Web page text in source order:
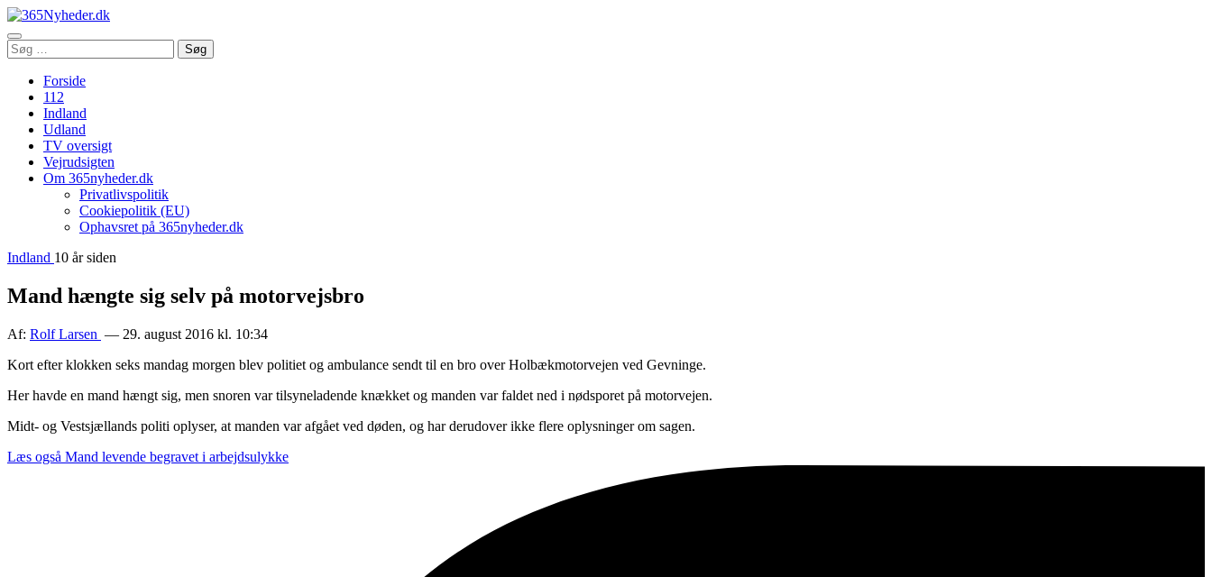
Åbn
menu
Søg
efter:
Søg
Forside
112
Indland
Udland
TV oversigt
Vejrudsigten
Om 365nyheder.dk
Privatlivspolitik
Cookiepolitik (EU)
Ophavsret på 365nyheder.dk
Indland 10 år siden
Mand hængte sig selv på motorvejsbro
Af: Rolf Larsen — 29. august 2016 kl. 10:34
Kort efter klokken seks mandag morgen blev politiet og ambulance sendt til en bro over Holbækmotorvejen ved Gevninge.
Her havde en mand hængt sig, men snoren var tilsyneladende knækket og manden var faldet ned i nødsporet på motorvejen.
Midt- og Vestsjællands politi oplyser, at manden var afgået ved døden, og har derudover ikke flere oplysninger om sagen.
Læs også Mand levende begravet i arbejdsulykke